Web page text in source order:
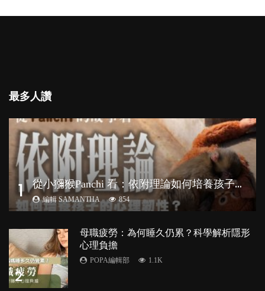
最多人讚
1 從
小獼猴Panchi 看：依附理論如何培養孩子心理韌性？
編輯 SAMANTHA 854
2
母職疲勞：為何睡久仍累？科學解析隱形
心理負擔
POPA編輯部 1.1K